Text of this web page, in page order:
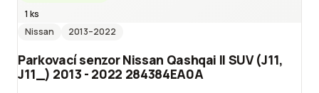
1 ks
Nissan
2013–2022
Parkovací senzor Nissan Qashqai II SUV (J11,
J11_) 2013 - 2022 284384EA0A